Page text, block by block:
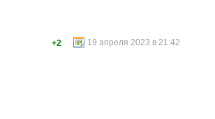
19 апреля 2023 в 21:42
+2